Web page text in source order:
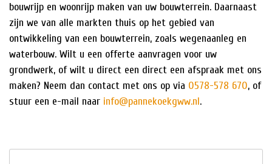
bouwrijp en woonrijp maken van uw bouwterrein. Daarnaast
zijn we van alle markten thuis op het gebied van
ontwikkeling van een bouwterrein, zoals wegenaanleg en
waterbouw. Wilt u een offerte aanvragen voor uw
grondwerk, of wilt u direct een direct een afspraak met ons
maken? Neem dan contact met ons op via 0578-578 670, of
stuur een e-mail naar info@pannekoekgww.nl.